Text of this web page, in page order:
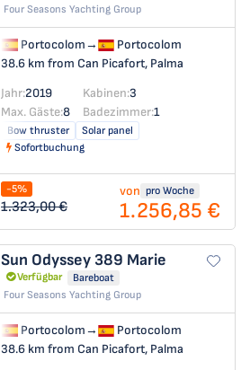
Four Seasons Yachting Group
Portocolom→
Portocolom
38.6 km from Can Picafort, Palma
Jahr:2019 Kabinen:3
Max. Gäste:8 Badezimmer:1
Bow thruster
Solar panel
Sofortbuchung
-5%
1.323,00 €
von pro Woche
1.256,85 €
Sun Odyssey 389 Marie
Verfügbar
Bareboat
Four Seasons Yachting Group
Portocolom→
Portocolom
38.6 km from Can Picafort, Palma